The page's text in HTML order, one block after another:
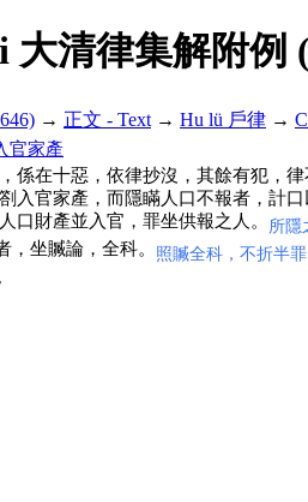
清律集解附例
→ 正文 - Text → Hu lü 戶律 →
官家產
係在十惡，依律抄沒，其餘有犯，
入官家產，而隱瞞人口不報者，計
口財產並入官，罪坐供報之人。 所隱
，坐贓論，全科。 照贓全科，不折半罪